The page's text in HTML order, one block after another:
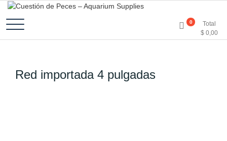
Cuestión de Peces –
Aquarium Supplies
0
Total
$ 0,00
Red importada 4 pulgadas